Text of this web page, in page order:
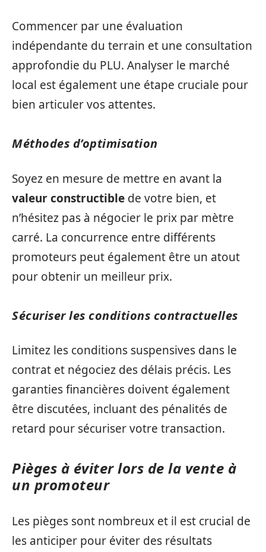
Commencer par une évaluation
indépendante du terrain et une consultation
approfondie du PLU. Analyser le marché
local est également une étape cruciale pour
bien articuler vos attentes.
Méthodes d’optimisation
Soyez en mesure de mettre en avant la
valeur constructible de votre bien, et
n’hésitez pas à négocier le prix par mètre
carré. La concurrence entre différents
promoteurs peut également être un atout
pour obtenir un meilleur prix.
Sécuriser les conditions contractuelles
Limitez les conditions suspensives dans le
contrat et négociez des délais précis. Les
garanties financières doivent également
être discutées, incluant des pénalités de
retard pour sécuriser votre transaction.
Pièges à éviter lors de la vente à
un promoteur
Les pièges sont nombreux et il est crucial de
les anticiper pour éviter des résultats